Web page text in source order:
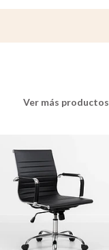
Ver más productos